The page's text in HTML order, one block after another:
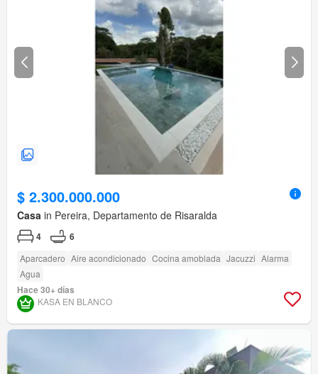
$ 2.300.000.000
Casa in Pereira, Departamento de Risaralda
4 6
Aparcadero Aire acondicionado Cocina amoblada Jacuzzi Alarma
Agua
Hace 30+ días
KASA EN BLANCO